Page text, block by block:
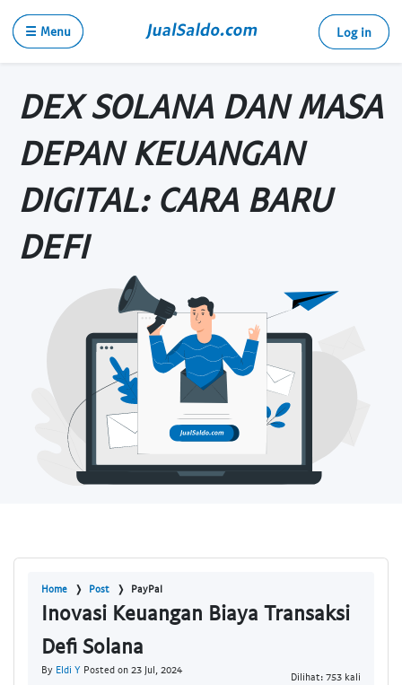
☰ Menu Log in
DEX SOLANA DAN MASA
DEPAN KEUANGAN
DIGITAL: CARA BARU
DEFI
Home Post PayPal
Inovasi Keuangan Biaya Transaksi
Defi Solana
By Eldi Y Posted on 23 Jul, 2024
Dilihat: 753 kali